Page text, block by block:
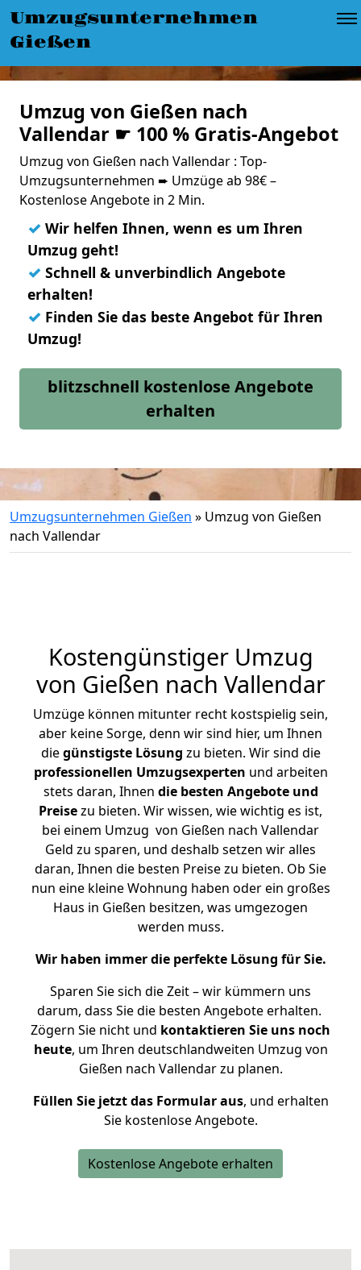
Umzugsunternehmen
Gießen
Umzug von Gießen nach
Vallendar ☛ 100 % Gratis-Angebot
Umzug von Gießen nach Vallendar : Top-
Umzugsunternehmen ➨ Umzüge ab 98€ –
Kostenlose Angebote in 2 Min.
✓ Wir helfen Ihnen, wenn es um Ihren
Umzug geht!
✓ Schnell & unverbindlich Angebote
erhalten!
✓ Finden Sie das beste Angebot für Ihren
Umzug!
blitzschnell kostenlose Angebote
erhalten
Umzugsunternehmen Gießen » Umzug von Gießen
nach Vallendar
Kostengünstiger Umzug
von Gießen nach Vallendar
Umzüge können mitunter recht kostspielig sein,
aber keine Sorge, denn wir sind hier, um Ihnen
diegünstigste Lösung zu bieten. Wir sind die
professionellen Umzugsexperten und arbeiten
stets daran, Ihnen die besten Angebote und
Preisezu bieten. Wir wissen, wie wichtig es ist,
bei einem Umzug von Gießen nach Vallendar
Geld zu sparen, und deshalb setzen wir alles
daran, Ihnen die besten Preise zu bieten. Ob Sie
nun eine kleine Wohnung haben oder ein großes
Haus in Gießen besitzen, was umgezogen
werden muss.
Wir haben immer die perfekte Lösung für Sie.
Sparen Sie sich die Zeit – wir kümmern uns
darum, dass Sie die besten Angebote erhalten.
Zögern Sie nicht und kontaktieren Sie uns noch
heute, um Ihren deutschlandweiten Umzug von
Gießen nach Vallendar zu planen.
Füllen Sie jetzt das Formular aus, und erhalten
Sie kostenlose Angebote.
Kostenlose Angebote erhalten